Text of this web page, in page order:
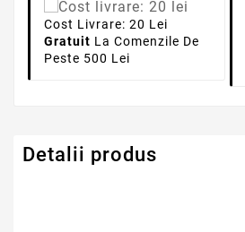
Cost Livrare: 20 Lei
Gratuit La Comenzile De
Peste 500 Lei
Detalii produs